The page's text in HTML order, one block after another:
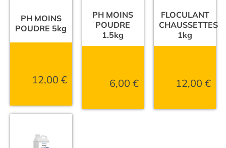
PH MOINS
POUDRE 5kg
12,00 €
PH MOINS
POUDRE
1.5kg
6,00€
FLOCULANT
CHAUSSETTES
1kg
12,00 €